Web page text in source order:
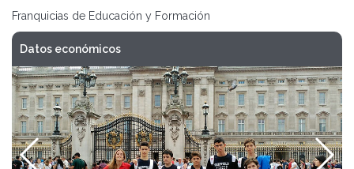
Franquicias de Educación y Formación
Datos económicos